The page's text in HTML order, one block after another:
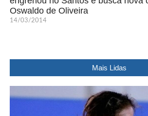
Oswaldo de Oliveira
14/03/2014
Mais Lidas